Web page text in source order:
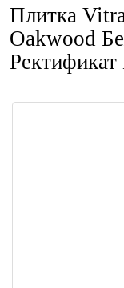
Плитка
Oakwood